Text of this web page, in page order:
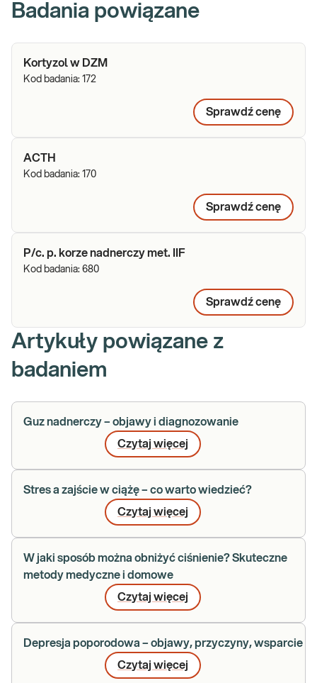
Badania powiązane
Kortyzol w DZM
Kod badania: 172
Sprawdź cenę
ACTH
Kod badania: 170
Sprawdź cenę
P/c. p. korze nadnerczy met. IIF
Kod badania: 680
Sprawdź cenę
Artykuły powiązane z
badaniem
Guz nadnerczy – objawy i diagnozowanie
Czytaj więcej
Stres a zajście w ciążę – co warto wiedzieć?
Czytaj więcej
W jaki sposób można obniżyć ciśnienie? Skuteczne
metody medyczne i domowe
Czytaj więcej
Depresja poporodowa – objawy, przyczyny, wsparcie
Czytaj więcej